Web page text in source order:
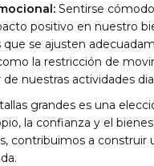
Sentirse
positivo en nuestro
que se ajusten
la restricción de
nuestras actividades
grandes es una
la confianza y el
contribuimos a construir